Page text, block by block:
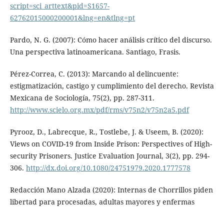
script=sci_arttext&pid=S1657-
62762015000200001&lng=en&tlng=pt
Pardo, N. G. (2007): Cómo hacer análisis crítico del discurso.
Una perspectiva latinoamericana. Santiago, Frasis.
Pérez-Correa, C. (2013): Marcando al delincuente:
estigmatización, castigo y cumplimiento del derecho. Revista
Mexicana de Sociología, 75(2), pp. 287-311.
http://www.scielo.org.mx/pdf/rms/v75n2/v75n2a5.pdf
Pyrooz, D., Labrecque, R., Tostlebe, J. & Useem, B. (2020):
Views on COVID-19 from Inside Prison: Perspectives of High-
security Prisoners. Justice Evaluation Journal, 3(2), pp. 294-
306. http://dx.doi.org/10.1080/24751979.2020.1777578
Redacción Mano Alzada (2020): Internas de Chorrillos piden
libertad para procesadas, adultas mayores y enfermas